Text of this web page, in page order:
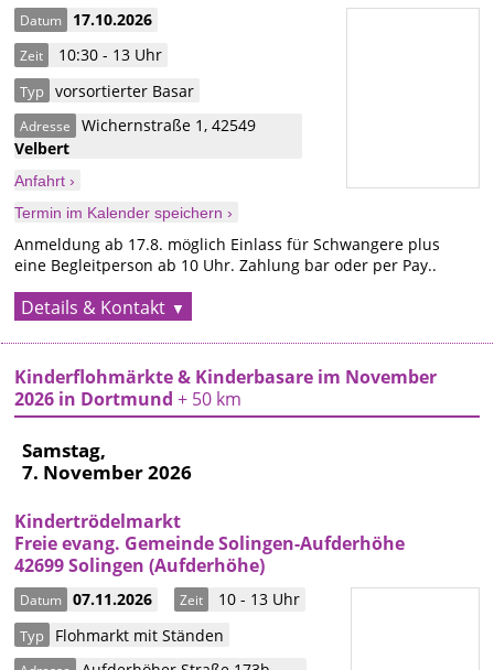
Datum 17.10.2026
Zeit 10:30 - 13 Uhr
Typ vorsortierter Basar
Adresse Wichernstraße 1,42549
Velbert
Anfahrt ›
Termin im Kalender speichern ›
Anmeldung ab 17.8. möglich Einlass für Schwangere plus
eine Begleitperson ab 10 Uhr. Zahlung bar oder per Pay..
Details & Kontakt
Kinderflohmärkte & Kinderbasare im November
2026 in Dortmund+ 50 km
Samstag,
7. November 2026
Kindertrödelmarkt
Freie evang. Gemeinde Solingen-Aufderhöhe
42699 Solingen (Aufderhöhe)
Datum 07.11.2026 Zeit 10 - 13 Uhr
Typ Flohmarkt mit Ständen